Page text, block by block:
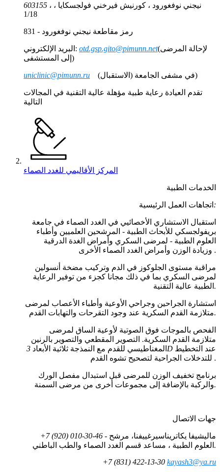
603155 ، نيجني نوفغورود ، كورنيش فيرخني فولجسكايا ،
1/18
رمز مقاطعة نيجني نوفغورود - 831
البريد الإلكتروني: otd.gsp.gito@pimunn.net(لإحالة المرضى
إلى المستشفى)
uniclinic@pimunn.ru (الاستقبال) في مشفى الجامعة)
تقدم العيادة رعاية طبية مؤهلة عالية التقنية في المجالات
التالية
المركز الأقاليمي للغدد الصماء
الخدمات الطبية
اتجاهات العمل الرئيسية :
استقبال الاستشاري الأخصائيي في الغدد الصماء في جامعة
بريفولجسكي للأبحاث الطبية - المرشحين العلميين وأطباء
العلوم الطبية - لمرضى السكري وأمراض الغدة الدرقية
وزيادة الوزن وأمراض الغدد الصماء الأخرى .
مراقبة مستوى الجلوكوز في الدم وتركيب مضخة أنسولين
لمرضى السكري بما في ذلك مجانا كجزء من توفير الرعاية
الطبية عالية التقنية .
استشارة الجراحين وجراحي الأوعية وأطباء الأعصاب لمرضى
متلازمة القدم السكرية عند وجود التقرحات والتهابات القدم.
الفحص بالموجات فوق الصوتية لأوعية الساق لمرضى
متلازمة القدم السكرية. التصوير المقطعي والتصوير بالرنين
المغناطيسي للقدم مع النمذجة ثلاثية الأبعاد 3D
للتدخلات الجراحية لتصحيح تشوه القدم .
برنامج تخفيف الوزن للمرضى قبل استبدال مفصل الورك
والركبة بالإضافة إلى مجموعات أخرى من مرضى السمنة.
جهات الاتصال
+7 (920) 010-30-46 - ماليشيفا يكاتريناسيرغييفنا، مرشح
العلوم الطبية ، مساعد قسم الغدد الصماء والطب الباطني .
+7 (831) 422-13-30 kayash3@ya.ru